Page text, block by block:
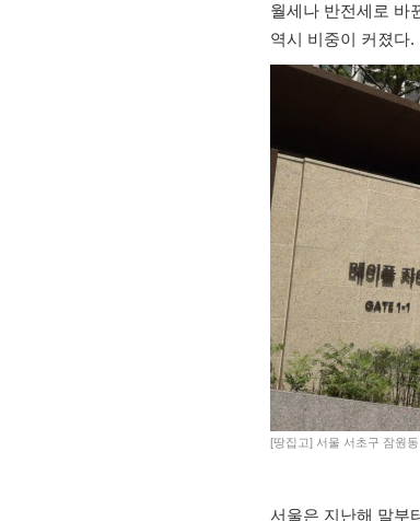
월세나 반전세로 바
역시 비중이 커졌다.
[땅집고] 서울 서초구 잠원
서울은 지난해 말부